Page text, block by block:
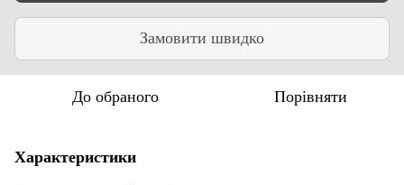
Замовити швидко
До обраного Порівняти
Характеристики